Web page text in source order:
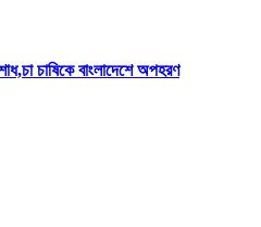
চাষিকে বাংলাদেশে অপহরণ